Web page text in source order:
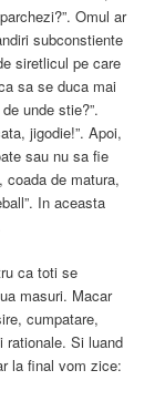
Omul ar
subconstiente
siretlicul pe care
sa se duca mai
unde stie?”.
jigodie!”. Apoi,
sau nu sa fie
de matura,
In aceasta
ca toti se
masuri. Macar
cumpatare,
rationale. Si luand
la final vom zice: